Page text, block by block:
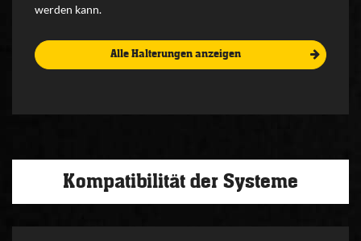
werden kann.
Alle Halterungen anzeigen
Kompatibilität der Systeme